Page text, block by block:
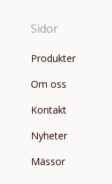
Sidor
Produkter
Om oss
Kontakt
Nyheter
Mässor